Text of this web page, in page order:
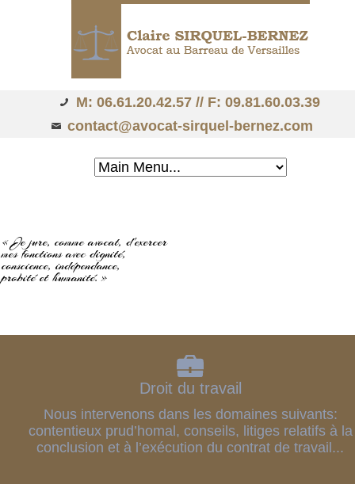
M: 06.61.20.42.57 // F: 09.81.60.03.39
contact@avocat-sirquel-bernez.com
« Je jure, comme avocat, d'exercer
mes fonctions avec dignité,
conscience, indépendance,
probité et humanité. »
Droit du travail
Nous intervenons dans les domaines suivants:
contentieux prud’homal, conseils, litiges relatifs à la
conclusion et à l’exécution du contrat de travail...